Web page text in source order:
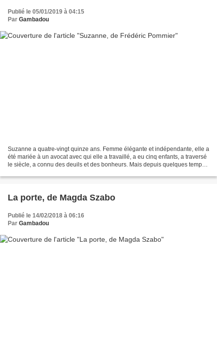
Publié le 05/01/2019 à 04:15
Par Gambadou
Suzanne a quatre-vingt quinze ans. Femme élégante et indépendante, elle a
été mariée à un avocat avec qui elle a travaillé, a eu cinq enfants, a traversé
le siècle, a connu des deuils et des bonheurs. Mais depuis quelques temps
La porte, de Magda Szabo
Publié le 14/02/2018 à 06:16
Par Gambadou